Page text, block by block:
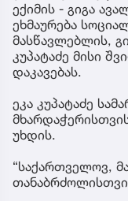
ექიმის - გიგა
ეხმაურება
მასწავლებლის,
კუპატაძე მისი
დაკავებას.
ეკა კუპატაძე
უხდის.
“საქართველოვ,